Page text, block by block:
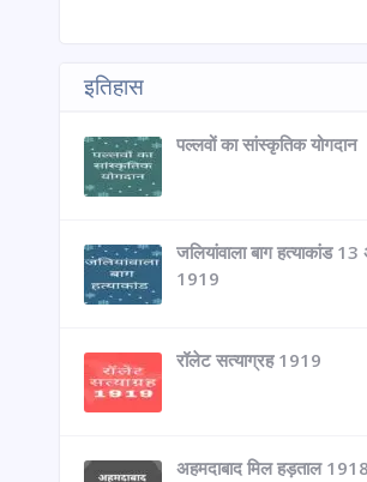
इतिहास
पल्लवों का सांस्कृतिक योगदान
जलियांवाला बाग हत्याकांड
1919
रॉलेट सत्याग्रह 1919
अहमदाबाद मिल हड़ताल 1918